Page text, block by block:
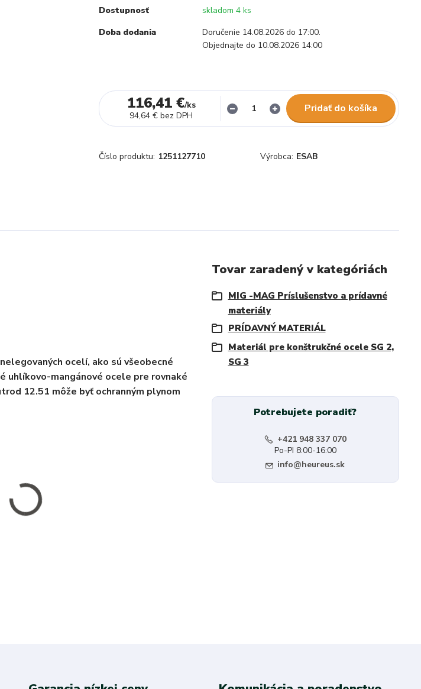
Dostupnosť
skladom 4 ks
Doba dodania
Doručenie 14.08.2026 do 17:00.
Objednajte do 10.08.2026 14:00
116,41 €/ks
94,64 € bez DPH
Pridať do košíka
Číslo produktu: 1251127710 Výrobca: ESAB
ocelí, ako sú všeobecné
uhlíkovo-mangánové ocele pre rovnaké
12.51 môže byť ochranným plynom
Tovar zaradený v kategóriách
MIG -MAG Príslušenstvo a prídavné
materiály
PRÍDAVNÝ MATERIÁL
Materiál pre konštrukčné ocele SG 2,
SG 3
Potrebujete poradiť?
+421 948 337 070
Po-PI 8:00-16:00
info@heureus.sk